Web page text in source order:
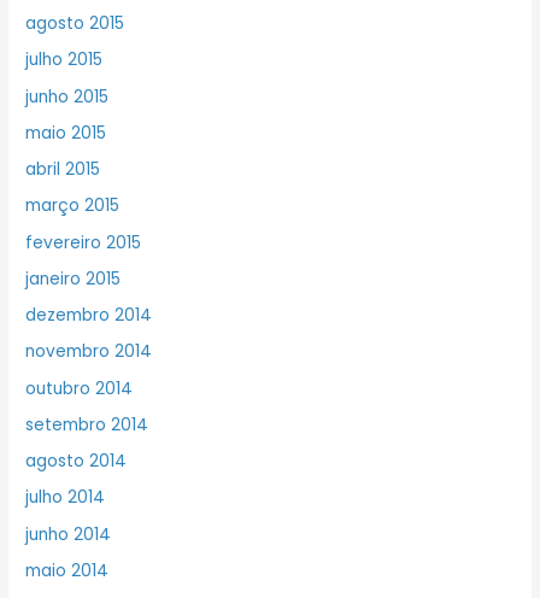
agosto 2015
julho 2015
junho 2015
maio 2015
abril 2015
março 2015
fevereiro 2015
janeiro 2015
dezembro 2014
novembro 2014
outubro 2014
setembro 2014
agosto 2014
julho 2014
junho 2014
maio 2014